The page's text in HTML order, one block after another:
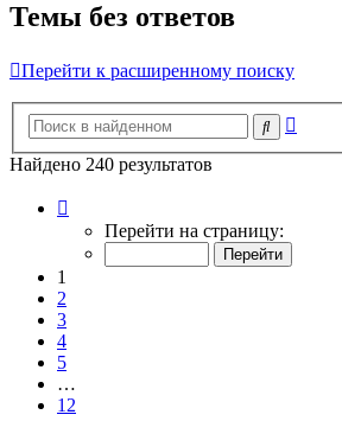
Темы без ответов
Перейти к расширенному поиску
Поиск
Найдено 240 результатов
Перейти на страницу:
1
2
3
4
5
…
12